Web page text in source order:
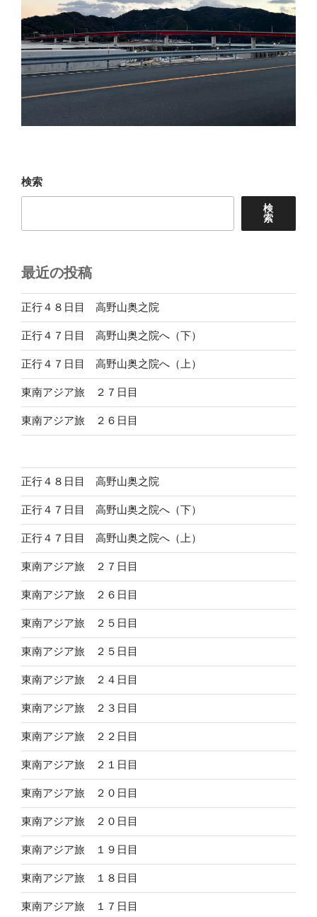
検索
検
索
最近の投稿
正行４８日目 高野山奥之院
正行４７日目 高野山奥之院へ（下）
正行４７日目 高野山奥之院へ（上）
東南アジア旅 ２７日目
東南アジア旅 ２６日目
正行４８日目 高野山奥之院
正行４７日目 高野山奥之院へ（下）
正行４７日目 高野山奥之院へ（上）
東南アジア旅 ２７日目
東南アジア旅 ２６日目
東南アジア旅 ２５日目
東南アジア旅 ２５日目
東南アジア旅 ２４日目
東南アジア旅 ２３日目
東南アジア旅 ２２日目
東南アジア旅 ２１日目
東南アジア旅 ２０日目
東南アジア旅 ２０日目
東南アジア旅 １９日目
東南アジア旅 １８日目
東南アジア旅 １７日目